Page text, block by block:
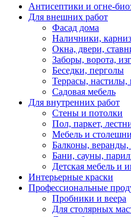
Антисептики и огне-
Для внешних работ
Фасад дома
Наличники,
Окна, двери,
Заборы, ворота,
Беседки, перголы
Террасы, настилы,
Садовая мебель
Для внутренних работ
Стены и потолки
Пол, паркет,
Мебель и
Балконы,
Бани, сауны,
Детская мебель и
Интерьерные краски
Профессиональные
Пробники и веера
Для столярных